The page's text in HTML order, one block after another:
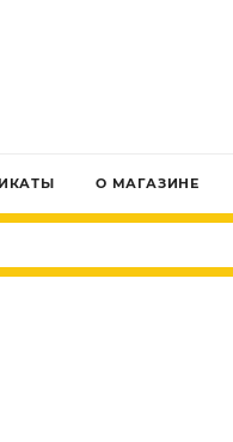
О МАГАЗИНЕ